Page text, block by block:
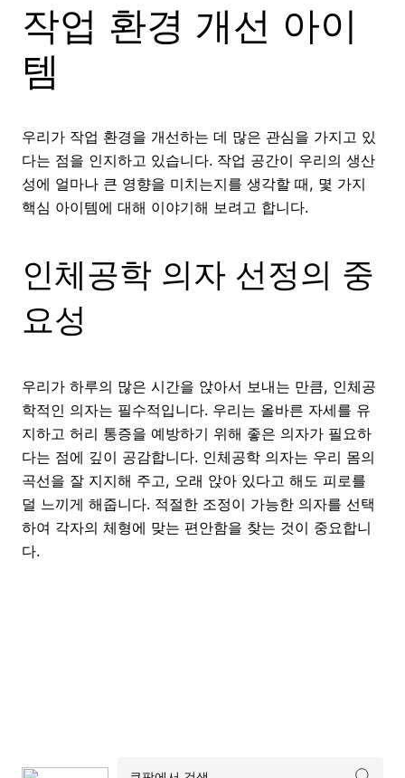
작업 환경 개선 아이
템
우리가 작업 환경을 개선하는 데 많은 관심을 가지고 있
다는 점을 인지하고 있습니다. 작업 공간이 우리의 생산
성에 얼마나 큰 영향을 미치는지를 생각할 때, 몇 가지
핵심 아이템에 대해 이야기해 보려고 합니다.
인체공학 의자 선정의 중
요성
우리가 하루의 많은 시간을 앉아서 보내는 만큼, 인체공
학적인 의자는 필수적입니다. 우리는 올바른 자세를 유
지하고 허리 통증을 예방하기 위해 좋은 의자가 필요하
다는 점에 깊이 공감합니다. 인체공학 의자는 우리 몸의
곡선을 잘 지지해 주고, 오래 앉아 있다고 해도 피로를
덜 느끼게 해줍니다. 적절한 조정이 가능한 의자를 선택
하여 각자의 체형에 맞는 편안함을 찾는 것이 중요합니
다.